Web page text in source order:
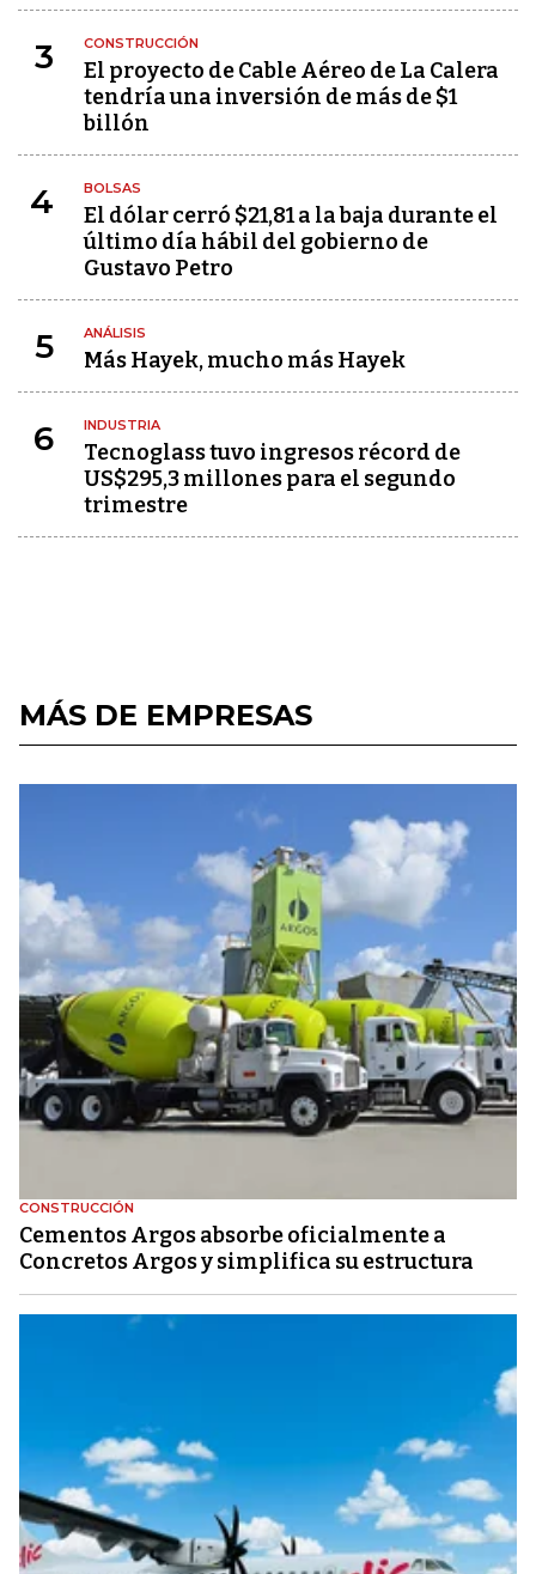
3 CONSTRUCCIÓN
El proyecto de Cable Aéreo de La Calera
tendría una inversión de más de $1
billón
4 BOLSAS
El dólar cerró $21,81 a la baja durante el
último día hábil del gobierno de
Gustavo Petro
5 ANÁLISIS
Más Hayek, mucho más Hayek
6 INDUSTRIA
Tecnoglass tuvo ingresos récord de
US$295,3 millones para el segundo
trimestre
MÁS DE EMPRESAS
CONSTRUCCIÓN
Cementos Argos absorbe oficialmente a
Concretos Argos y simplifica su estructura